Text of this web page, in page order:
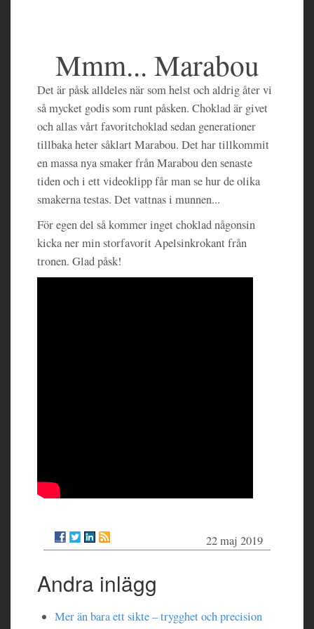
Mmm... Marabou
Det är påsk alldeles när som helst och aldrig åter vi
så mycket godis som runt påsken. Choklad är givet
och allas vårt favoritchoklad sedan generationer
tillbaka heter såklart Marabou. Det har tillkommit
en massa nya smaker från Marabou den senaste
tiden och i ett videoklipp får man se hur de olika
smakerna testas. Det vattnas i munnen...
För egen del så kommer inget choklad någonsin
kicka ner min storfavorit Apelsinkrokant från
tronen. Glad påsk!
22 maj 2019
Andra inlägg
Mer än bara ett sikte – trygghet och precision